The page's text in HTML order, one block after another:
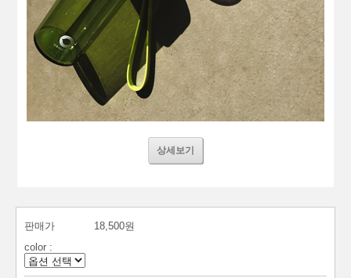
상세보기
판매가
18,500원
color :